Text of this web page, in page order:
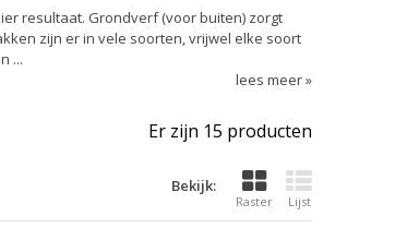
resultaat. Grondverf (voor buiten) zorgt
zijn er in vele soorten, vrijwel elke soort
...
lees meer »
Er zijn 15 producten
Bekijk:
Raster Lijst